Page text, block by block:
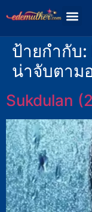
ป้ายกำกับ:
น่าจับตาม
Sukdulan